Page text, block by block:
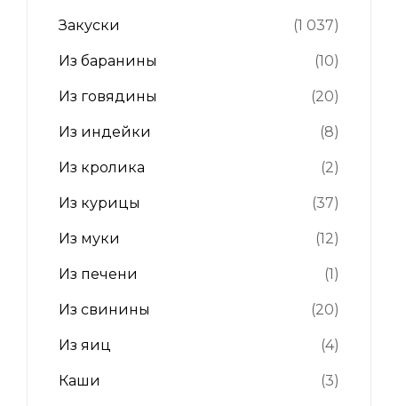
Закуски (1 037)
Из баранины (10)
Из говядины (20)
Из индейки (8)
Из кролика (2)
Из курицы (37)
Из муки (12)
Из печени (1)
Из свинины (20)
Из яиц (4)
Каши (3)